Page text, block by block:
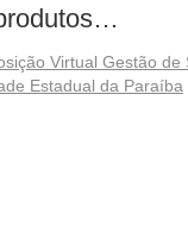
Virtual Gestão de
Estadual da Paraíba